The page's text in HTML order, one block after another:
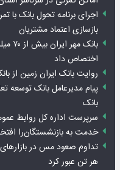
اجرای برنامه تحول بانک با
بازسازی اعتماد مشتریان
اختصاص داد
روایت بانک ایران زمین از
بانک
سرپرست اداره کل روابط
خدمت به بازنشستگان‌را
هر تن عبور کرد